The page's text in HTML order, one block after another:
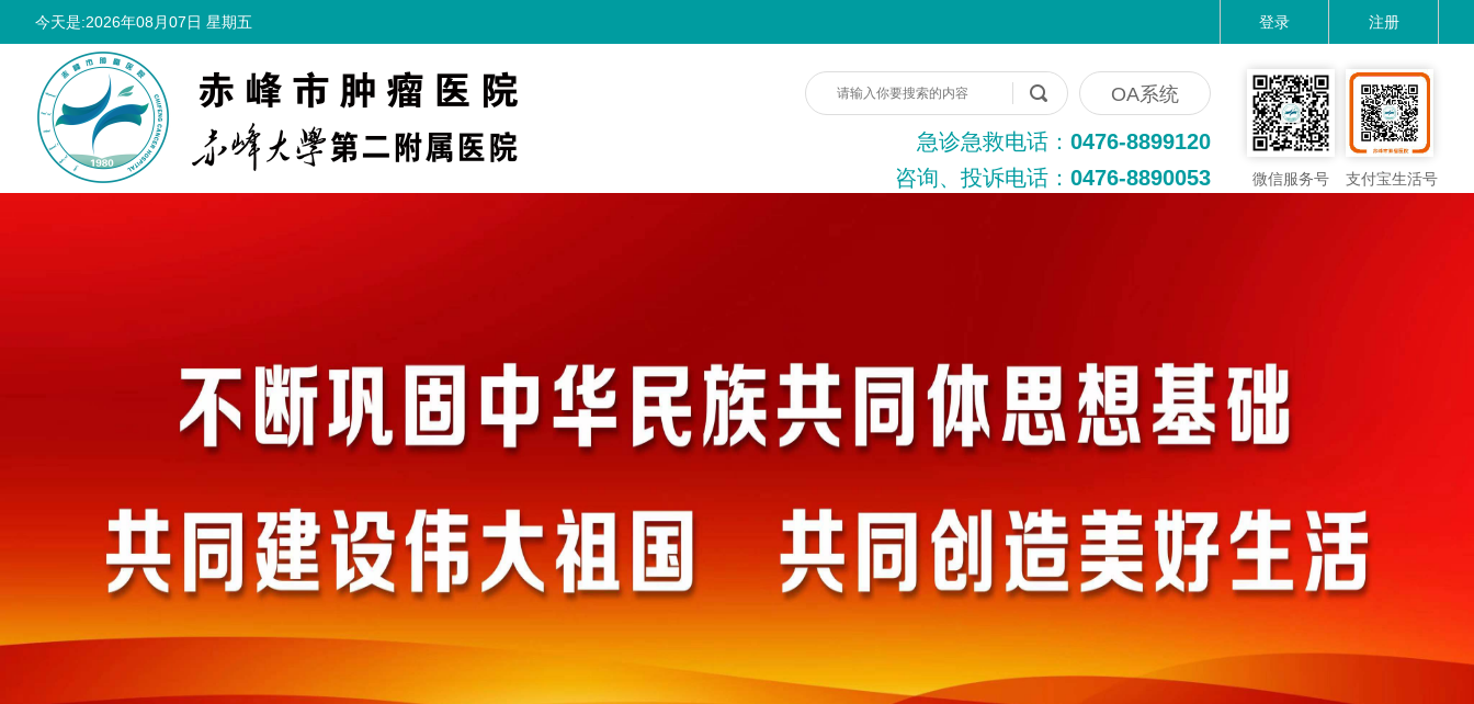
今天是:2026年08月07日 星期五 登录 注册
OA系统
急诊急救电话： 0476-8899120
咨询、投诉电话： 0476-8890053 微信服务号 支付宝生活号